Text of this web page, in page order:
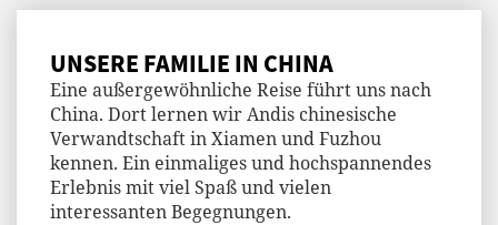
UNSERE FAMILIE IN CHINA
Eine außergewöhnliche Reise führt uns nach
China. Dort lernen wir Andis chinesische
Verwandtschaft in Xiamen und Fuzhou
kennen. Ein einmaliges und hochspannendes
Erlebnis mit viel Spaß und vielen
interessanten Begegnungen.